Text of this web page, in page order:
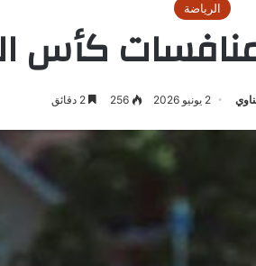
الرياضة
كأس
2 يونيو 2026 256 2 دقائق